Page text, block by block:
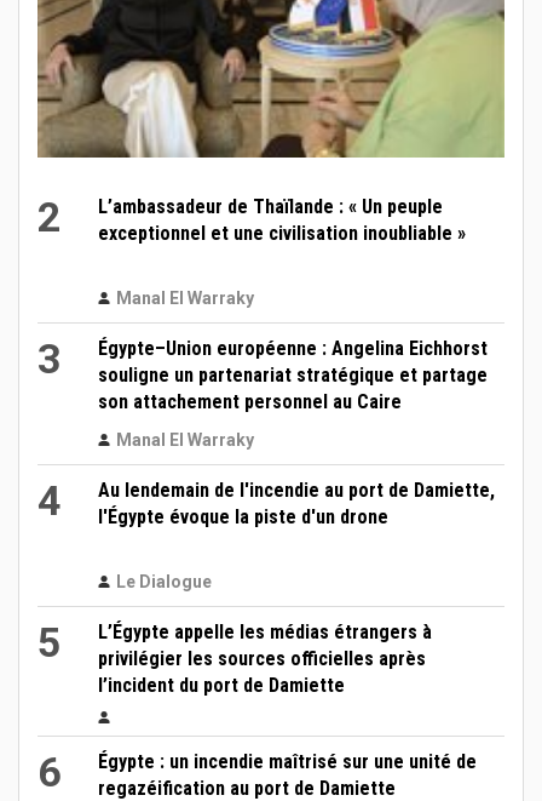
2
L’ambassadeur de Thaïlande : « Un peuple
exceptionnel et une civilisation inoubliable »
Manal El Warraky
3
Égypte–Union européenne : Angelina Eichhorst
souligne un partenariat stratégique et partage
son attachement personnel au Caire
Manal El Warraky
4
Au lendemain de l'incendie au port de Damiette,
l'Égypte évoque la piste d'un drone
Le Dialogue
5
L’Égypte appelle les médias étrangers à
privilégier les sources officielles après
l’incident du port de Damiette
6
Égypte : un incendie maîtrisé sur une unité de
regazéification au port de Damiette